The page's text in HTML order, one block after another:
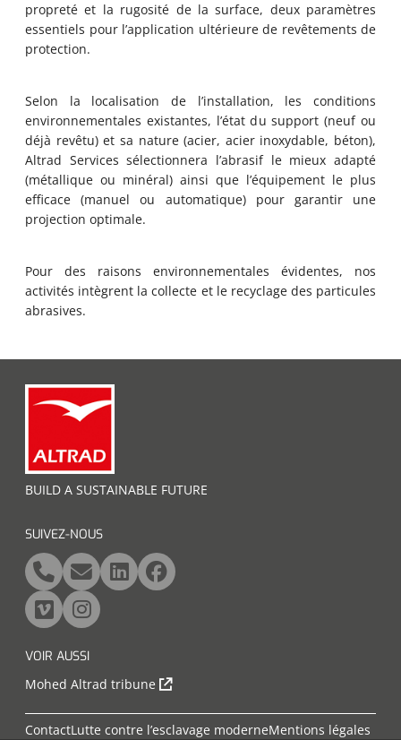
propreté et la rugosité de la surface, deux paramètres
essentiels pour l’application ultérieure de revêtements de
protection.
Selon la localisation de l’installation, les conditions
environnementales existantes, l’état du support (neuf ou
déjà revêtu) et sa nature (acier, acier inoxydable, béton),
Altrad Services sélectionnera l’abrasif le mieux adapté
(métallique ou minéral) ainsi que l’équipement le plus
efficace (manuel ou automatique) pour garantir une
projection optimale.
Pour des raisons environnementales évidentes, nos
activités intègrent la collecte et le recyclage des particules
abrasives.
BUILD A SUSTAINABLE FUTURE
SUIVEZ-NOUS
VOIR AUSSI
Mohed Altrad tribune
ContactLutte contre l’esclavage moderneMentions légales